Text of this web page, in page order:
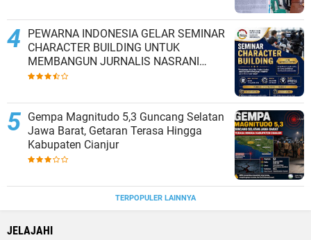
PEWARNA INDONESIA GELAR SEMINAR
CHARACTER BUILDING UNTUK
MEMBANGUN JURNALIS NASRANI
BERINTEGRITAS DAN BERDAMPAK*
Gempa Magnitudo 5,3 Guncang Selatan
Jawa Barat, Getaran Terasa Hingga
Kabupaten Cianjur
TERPOPULER LAINNYA
JELAJAHI